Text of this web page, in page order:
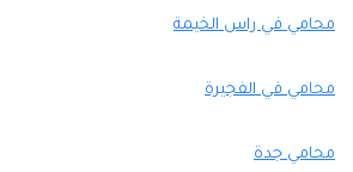
محامي في راس الخيمة
محامي في الفجيرة
محامي جدة